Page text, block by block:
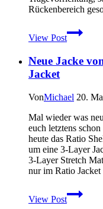
Rückenbereich
View Post
Neue
Daypacks
Breeze
von
Haglöfs
Neue Jacke
Jacket
VonMichael 20.
Mal wieder was
euch letztens
heute das Ratio
um eine 3-Layer
3-Layer Stretch
nur im Ratio
View Post
Neue
Jacke